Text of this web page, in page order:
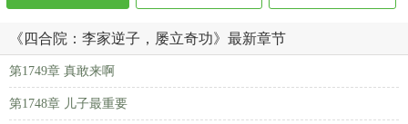
《四合院：李家逆子，屡立奇功》最新章节
第1749章 真敢来啊
第1748章 儿子最重要